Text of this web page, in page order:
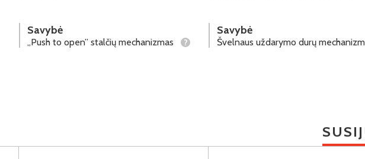
Savybė
„Push to open” stalčių mechanizmas ?
Savybė
Švelnaus uždarymo durų